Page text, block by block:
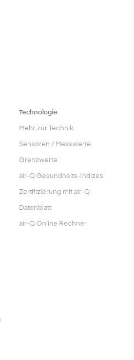
Technologie
Mehr zur Technik
Sensoren / Messwerte
Grenzwerte
air-Q Gesundheits-Indizes
Zertifizierung mit air-Q
Datenblatt
air-Q Online Rechner